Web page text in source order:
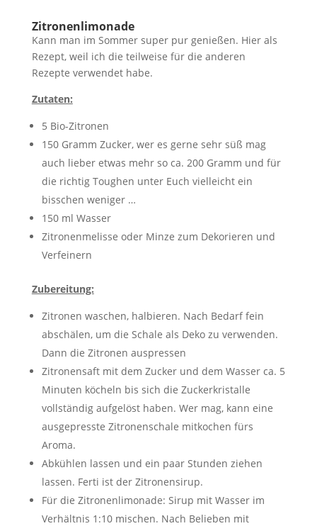
Zitronenlimonade
Kann man im Sommer super pur genießen. Hier als
Rezept, weil ich die teilweise für die anderen
Rezepte verwendet habe.
Zutaten:
5 Bio-Zitronen
150 Gramm Zucker, wer es gerne sehr süß mag
auch lieber etwas mehr so ca. 200 Gramm und für
die richtig Toughen unter Euch vielleicht ein
bisschen weniger …
150 ml Wasser
Zitronenmelisse oder Minze zum Dekorieren und
Verfeinern
Zubereitung:
Zitronen waschen, halbieren. Nach Bedarf fein
abschälen, um die Schale als Deko zu verwenden.
Dann die Zitronen auspressen
Zitronensaft mit dem Zucker und dem Wasser ca. 5
Minuten köcheln bis sich die Zuckerkristalle
vollständig aufgelöst haben. Wer mag, kann eine
ausgepresste Zitronenschale mitkochen fürs
Aroma.
Abkühlen lassen und ein paar Stunden ziehen
lassen. Ferti ist der Zitronensirup.
Für die Zitronenlimonade: Sirup mit Wasser im
Verhältnis 1:10 mischen. Nach Belieben mit